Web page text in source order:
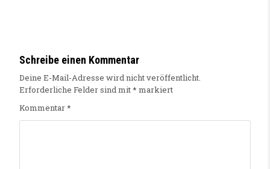
Schreibe einen Kommentar
Deine E-Mail-Adresse wird nicht veröffentlicht.
Erforderliche Felder sind mit* markiert
Kommentar*